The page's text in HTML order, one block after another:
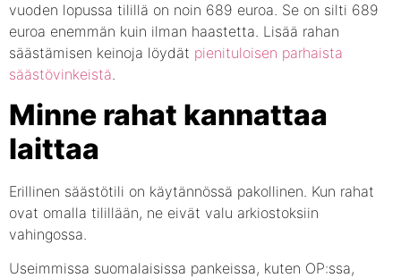
vuoden lopussa tilillä on noin 689 euroa. Se on silti 689
euroa enemmän kuin ilman haastetta. Lisää rahan
säästämisen keinoja löydät pienituloisen parhaista
säästövinkeistä.
Minne rahat kannattaa
laittaa
Erillinen säästötili on käytännössä pakollinen. Kun rahat
ovat omalla tilillään, ne eivät valu arkiostoksiin
vahingossa.
Useimmissa suomalaisissa pankeissa, kuten OP:ssa,